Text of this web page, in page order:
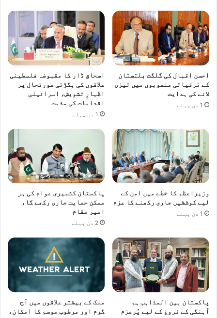
احسن اقبال کی گلگت بلتستان
کے ترقیاتی منصوبوں میں تیزی
لانے کی ہدایت
1 دن پہلے
اسحاق ڈار کا مقبوضہ فلسطینی
علاقوں کی بگڑتی صورتحال پر
اظہارِ تشویش، اسرائیلی
اقدامات کی مذمت
1 دن پہلے
وزیراعظم کا خطے میں امن کے
لیے کوششیں جاری رکھنے کا عزم
1 دن پہلے
پاکستان کشمیری عوام کی ہر
ممکن حمایت جاری رکھے گا،
امیر مقام
2 دن پہلے
پاکستان بین المذاہب ہم
آہنگی کے فروغ کے لیے پُرعزم
ملک کے بیشتر علاقوں میں آج
گرم اور مرطوب موسم کا امکان،